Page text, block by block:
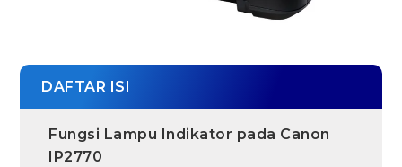
DAFTAR ISI
Fungsi Lampu Indikator pada Canon
IP2770